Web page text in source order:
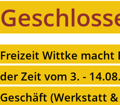
Freizeit Wittke macht
der Zeit vom 3. -
Geschäft (Werkstatt